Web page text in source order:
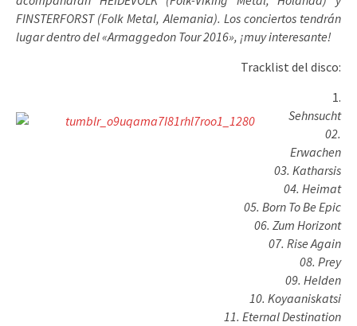
FINSTERFORST (Folk Metal, Alemania). Los conciertos tendrán
lugar dentro del «Armaggedon Tour 2016», ¡muy interesante!
Tracklist del disco:
Sehnsucht
02.
Erwachen
03. Katharsis
04. Heimat
05. Born To Be Epic
06. Zum Horizont
07. Rise Again
08. Prey
09. Helden
10. Koyaaniskatsi
11. Eternal Destination